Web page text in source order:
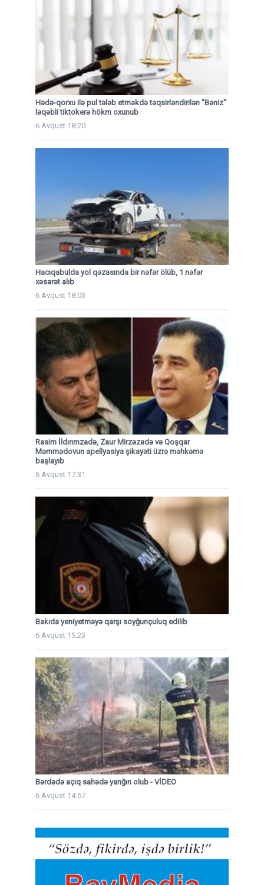
Hədə-qorxu ilə pul tələb etməkdə təqsirləndirilən "Bəniz"
ləqəbli tiktokerə hökm oxunub
6 Avqust 18:20
Hacıqabulda yol qəzasında bir nəfər ölüb, 1 nəfər
xəsarət alıb
6 Avqust 18:03
Rasim İldırımzadə, Zaur Mirzəzadə və Qoşqar
Məmmədovun apellyasiya şikayəti üzrə məhkəmə
başlayıb
6 Avqust 17:31
Bakıda yeniyetməyə qarşı soyğunçuluq edilib
6 Avqust 15:23
Bərdədə açıq sahədə yanğın olub - VİDEO
6 Avqust 14:57